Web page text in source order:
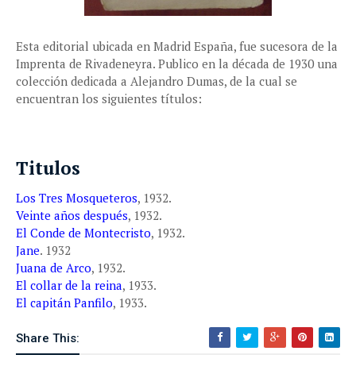
Esta editorial ubicada en Madrid España, fue sucesora de la
Imprenta de Rivadeneyra. Publico en la década de 1930 una
colección dedicada a Alejandro Dumas, de la cual se
encuentran los siguientes títulos:
Titulos
Los Tres Mosqueteros, 1932.
Veinte años después, 1932.
El Conde de Montecristo, 1932.
Jane. 1932
Juana de Arco, 1932.
El collar de la reina, 1933.
El capitán Panfilo, 1933.
Share This: